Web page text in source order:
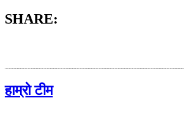
SHARE:
हाम्रो टीम